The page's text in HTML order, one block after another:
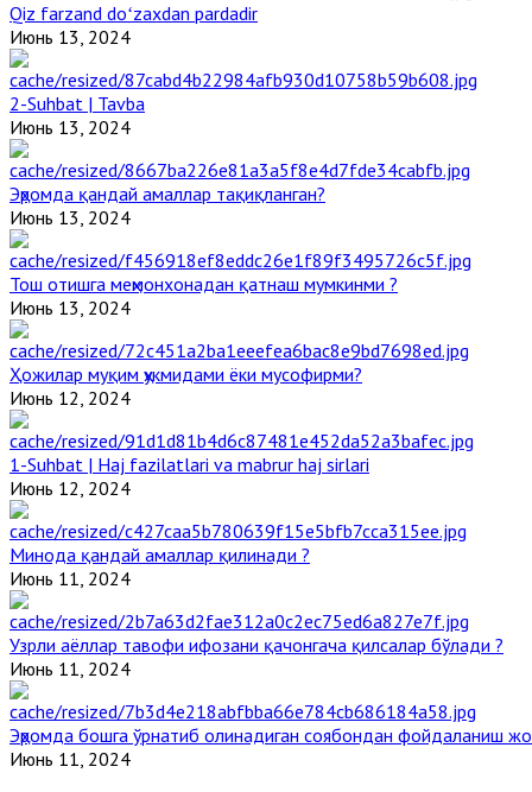
Qiz farzand doʻzaxdan pardadir
Июнь 13, 2024
2-Suhbat | Tavba
Июнь 13, 2024
Эҳромда қандай амаллар тақиқланган?
Июнь 13, 2024
Тош отишга меҳмонхонадан қатнаш мумкинми ?
Июнь 13, 2024
Ҳожилар муқим ҳукмидами ёки мусофирми?
Июнь 12, 2024
1-Suhbat | Haj fazilatlari va mabrur haj sirlari
Июнь 12, 2024
Минода қандай амаллар қилинади ?
Июнь 11, 2024
Узрли аёллар тавофи ифозани қачонгача қилсалар бўлади ?
Июнь 11, 2024
Эҳромда бошга ўрнатиб олинадиган соябондан фойдаланиш
Июнь 11, 2024